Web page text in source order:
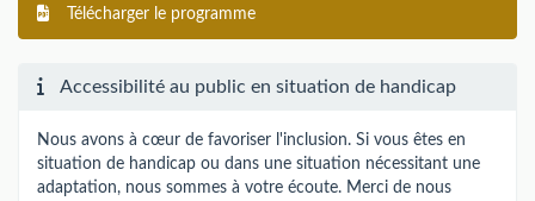
Télécharger le programme
Accessibilité au public en situation de handicap
Nous avons à cœur de favoriser l'inclusion. Si vous êtes en
situation de handicap ou dans une situation nécessitant une
adaptation, nous sommes à votre écoute. Merci de nous